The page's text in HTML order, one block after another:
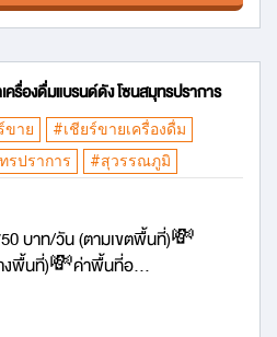
ครื่องดื่มแบรนด์ดัง โซนสมุทรปราการ
ขาย
#เชียร์ขายเครื่องดื่ม
รปราการ #สุวรรณภูมิ
บาท/วัน (ตามเขตพื้นที่)💸
งพื้นที่)💸ค่าพื้นที่อ...